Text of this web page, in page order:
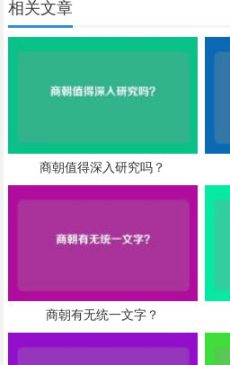
相关文章
商朝值得深入研究吗？
商朝有无统一文字？